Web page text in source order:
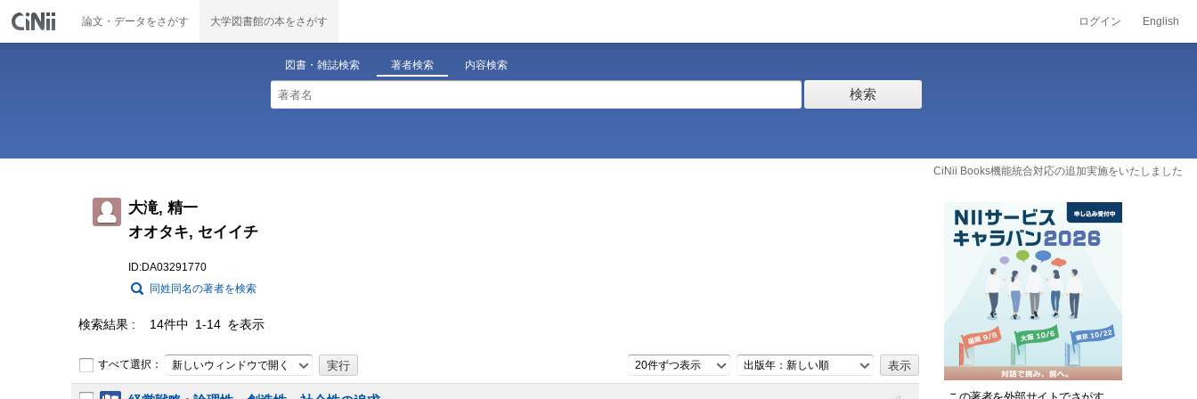
論文・データをさがす 大学図書館の本をさがす ログイン English
図書・雑誌検索 著者検索 内容検索
検索
CiNii Books機能統合対応の追加実施をいたしました
大滝, 精一
オオタキ, セイイチ
ID:DA03291770
同姓同名の著者を検索
検索結果 14件中 1-14 を表示
すべて選択： 新しいウィンドウで開く 20件ずつ表示 出版年：新しい順